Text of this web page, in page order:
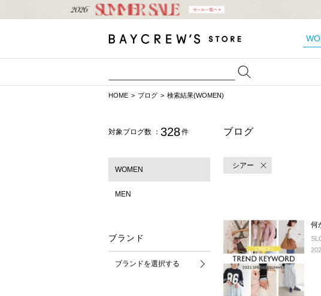
HOME ブログ 検索結果(WOMEN)
対象ブログ数 ： 328件
WOMEN
MEN
ブランド
ブランドを選択する
ブログ
シアー
何